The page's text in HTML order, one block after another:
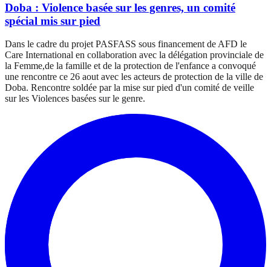
Doba : Violence basée sur les genres, un comité
spécial mis sur pied
Dans le cadre du projet PASFASS sous financement de AFD le
Care International en collaboration avec la délégation provinciale de
la Femme,de la famille et de la protection de l'enfance a convoqué
une rencontre ce 26 aout avec les acteurs de protection de la ville de
Doba. Rencontre soldée par la mise sur pied d'un comité de veille
sur les Violences basées sur le genre.